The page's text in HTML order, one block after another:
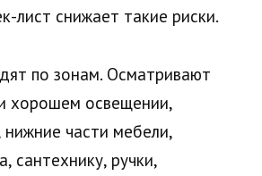
лист снижает такие риски.
по зонам. Осматривают
хорошем освещении,
нижние части мебели,
сантехнику, ручки,